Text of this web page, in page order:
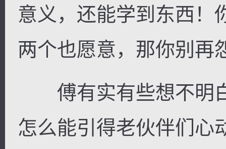
意义，还能学到东西！
两个也愿意，那你别再
傅有实有些想不明
怎么能引得老伙伴们心